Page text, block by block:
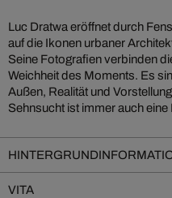
Luc Dratwa eröffnet durch
auf die Ikonen urbaner
Seine Fotografien verbinden
Weichheit des Moments. Es
Außen, Realität und
Sehnsucht ist immer auch
VITA